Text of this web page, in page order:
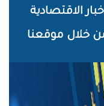
الاقتصادية
خلال موقعنا